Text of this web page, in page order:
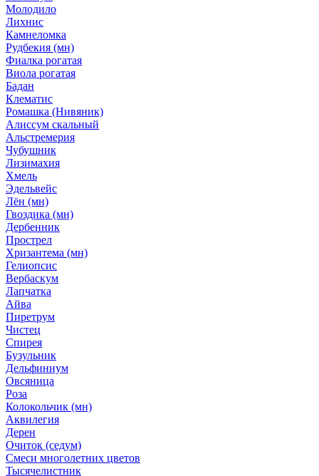
Молодило
Лихнис
Камнеломка
Рудбекия (мн)
Фиалка рогатая
Виола рогатая
Бадан
Клематис
Ромашка (Нивяник)
Алиссум скальный
Альстремерия
Чубушник
Лизимахия
Хмель
Эдельвейс
Лён (мн)
Гвоздика (мн)
Дербенник
Прострел
Хризантема (мн)
Гелиопсис
Вербаскум
Лапчатка
Айва
Пиретрум
Чистец
Спирея
Бузульник
Дельфиниум
Овсяница
Роза
Колокольчик (мн)
Аквилегия
Дерен
Очиток (седум)
Смеси многолетних цветов
Тысячелистник